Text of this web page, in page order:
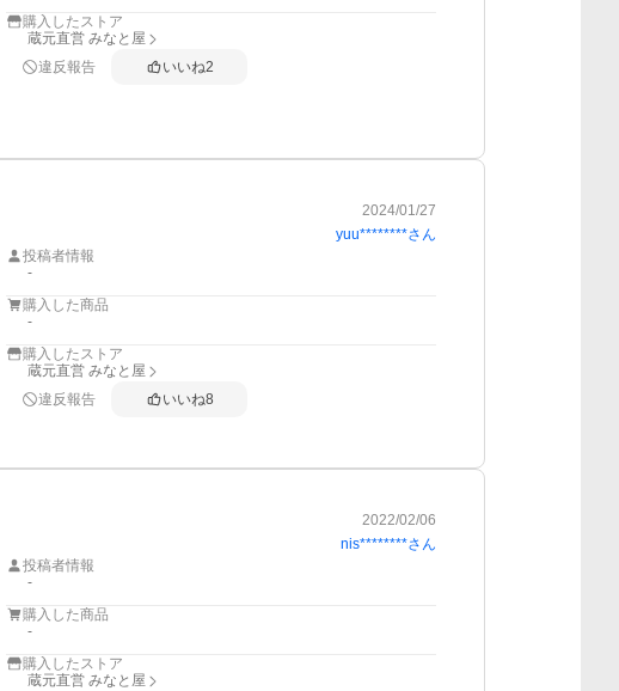
購入したストア
蔵元直営 みなと屋
違反報告
いいね2
2024/01/27
yuu********さん
投稿者情報
-
購入した商品
-
購入したストア
蔵元直営 みなと屋
違反報告
いいね8
2022/02/06
nis********さん
投稿者情報
-
購入した商品
-
購入したストア
蔵元直営 みなと屋